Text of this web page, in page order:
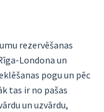
rezervēšanas
Londona un
pogu un pēc
tas ir no pašas
un uzvārdu,